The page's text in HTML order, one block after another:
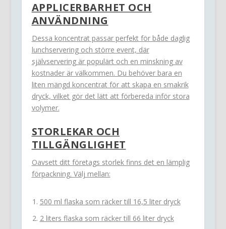
APPLICERBARHET OCH
ANVÄNDNING
Dessa koncentrat passar perfekt för både daglig
lunchservering och större event, där
självservering är populärt och en minskning av
kostnader är välkommen. Du behöver bara en
liten mängd koncentrat för att skapa en smakrik
dryck, vilket gör det lätt att förbereda inför stora
volymer.
STORLEKAR OCH
TILLGÄNGLIGHET
Oavsett ditt företags storlek finns det en lämplig
förpackning. Välj mellan:
500 ml flaska som räcker till 16,5 liter dryck
2 liters flaska som räcker till 66 liter dryck